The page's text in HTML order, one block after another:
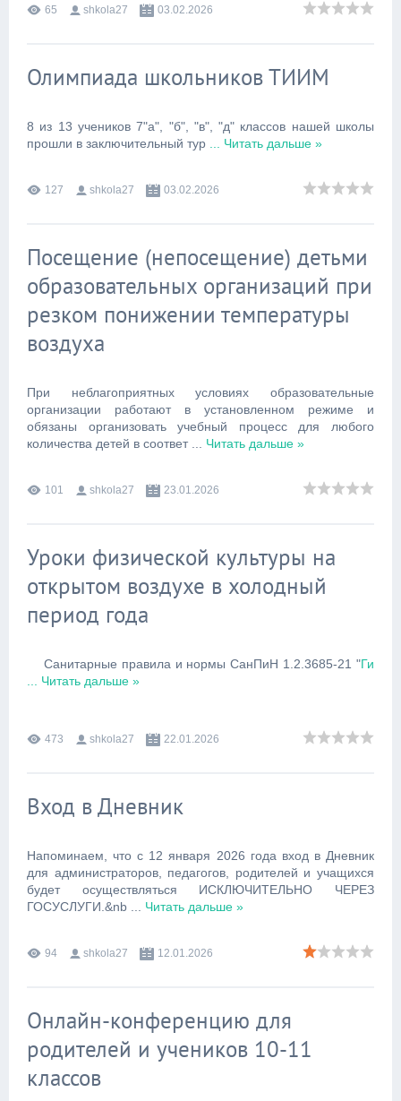
65 shkola27 03.02.2026
Олимпиада школьников ТИИМ
️8 из 13 учеников 7"а", "б", "в", "д" классов нашей школы
прошли в заключительный тур
Читать дальше »
127 shkola27 03.02.2026
Посещение (непосещение) детьми
образовательных организаций при
резком понижении температуры
воздуха
При неблагоприятных условиях образовательные
организации работают в установленном режиме и
обязаны организовать учебный процесс для любого
количества детей в соответ
Читать дальше »
101 shkola27 23.01.2026
Уроки физической культуры на
открытом воздухе в холодный
период года
Санитарные правила и нормы СанПиН 1.2.3685-21 "Ги
Читать дальше »
473 shkola27 22.01.2026
Вход в Дневник
Напоминаем, что с 12 января 2026 года вход в Дневник
для администраторов, педагогов, родителей и учащихся
будет осуществляться ИСКЛЮЧИТЕЛЬНО ЧЕРЕЗ
ГОСУСЛУГИ.&nb
Читать дальше »
94 shkola27 12.01.2026
Онлайн-конференцию для
родителей и учеников 10-11
классов